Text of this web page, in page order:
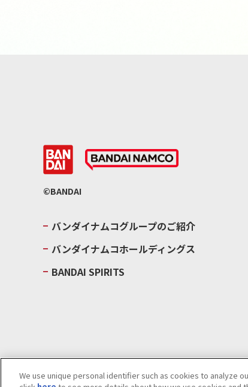
©BANDAI
バンダイナムコグループのご紹介
バンダイナムコホールディングス
BANDAI SPIRITS
We use unique personal identifier such as cookies to analyze